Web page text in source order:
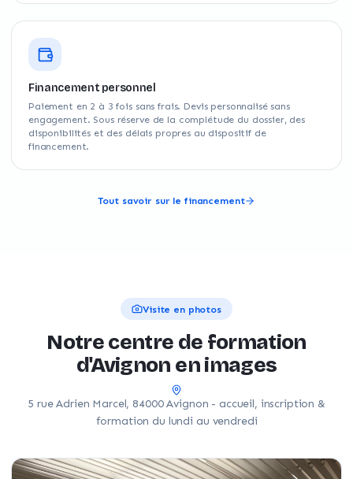
Financement personnel
Paiement en 2 à 3 fois sans frais. Devis personnalisé sans
engagement. Sous réserve de la complétude du dossier, des
disponibilités et des délais propres au dispositif de
financement.
Tout savoir sur le financement
Visite en photos
Notre centre de formation
d'Avignon en images
5 rue Adrien Marcel, 84000 Avignon - accueil, inscription &
formation du lundi au vendredi